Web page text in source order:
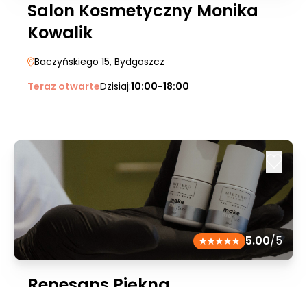
Salon Kosmetyczny Monika
Kowalik
Baczyńskiego 15, Bydgoszcz
Teraz otwarteDzisiaj:10:00-18:00
5.00/5